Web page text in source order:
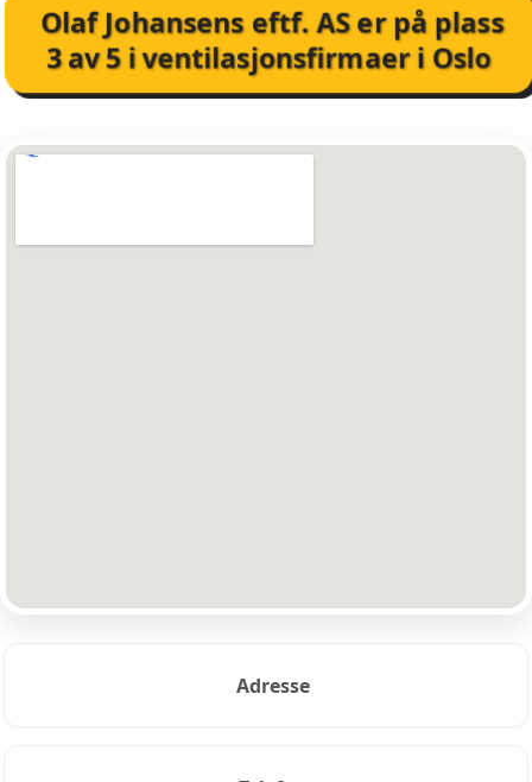
Olaf Johansens eftf. ASer på plass
3 av5 iventilasjonsfirmaer i Oslo
Adresse